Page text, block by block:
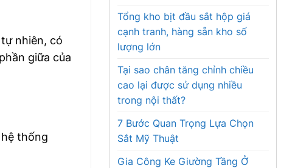
nhiên, có
giữa của
thống
Tổng kho bịt đầu sắt hộp giá
cạnh tranh, hàng sẵn kho số
lượng lớn
Tại sao chân tăng chỉnh chiều
cao lại được sử dụng nhiều
trong nội thất?
7 Bước Quan Trọng Lựa Chọn
Sắt Mỹ Thuật
Gia Công Ke Giường Tầng Ở